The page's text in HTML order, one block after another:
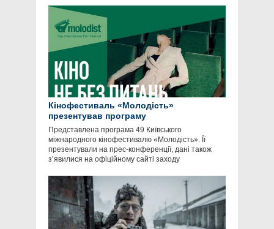
Кінофестиваль «Молодість»
презентував програму
Представлена програма 49 Київського
міжнародного кінофестивалю «Молодість». Її
презентували на прес-конференції, дані також
з’явилися на офіційному сайті заходу